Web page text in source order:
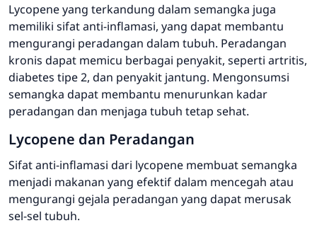
Lycopene yang terkandung dalam semangka juga
memiliki sifat anti-inflamasi, yang dapat membantu
mengurangi peradangan dalam tubuh. Peradangan
kronis dapat memicu berbagai penyakit, seperti artritis,
diabetes tipe 2, dan penyakit jantung. Mengonsumsi
semangka dapat membantu menurunkan kadar
peradangan dan menjaga tubuh tetap sehat.
Lycopene dan Peradangan
Sifat anti-inflamasi dari lycopene membuat semangka
menjadi makanan yang efektif dalam mencegah atau
mengurangi gejala peradangan yang dapat merusak
sel-sel tubuh.